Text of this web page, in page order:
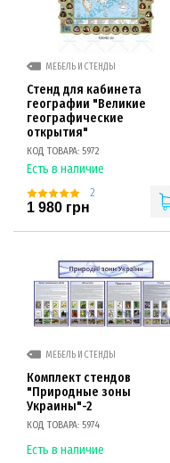
МЕБЕЛЬ И СТЕНДЫ
Стенд для кабинета
географии "Великие
географические
открытия"
КОД ТОВАРА: 5972
Есть в наличие
2
1 980 грн
МЕБЕЛЬ И СТЕНДЫ
Комплект стендов
"Природные зоны
Украины"-2
КОД ТОВАРА: 5974
Есть в наличие